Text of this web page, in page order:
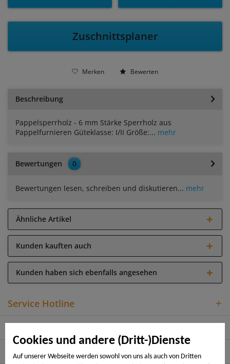
Cookies und andere (Dritt-)Dienste
Auf unserer Webseite werden sowohl von uns als auch von Dritten
Zuschnittsplaner
Merken Bewerten
Beschreibung
Pappelsperrholz - 6 mm Stärke Sperrholz aus
Pappelfurnieren Güteklasse: I/II Größe:... mehr
Bewertungen 0
Bewertungen lesen, schreiben und diskutieren... mehr
Ähnliche Artikel
Kunden kauften auch
Kunden haben sich ebenfalls angesehen
Service Hotline
Informationen